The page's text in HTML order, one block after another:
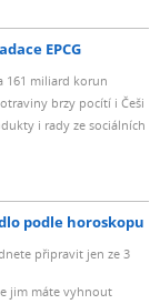
EPCG
161 miliard korun
brzy pocítí i Češi
i rady ze sociálních
podle horoskopu
připravit jen ze 3
jim máte vyhnout